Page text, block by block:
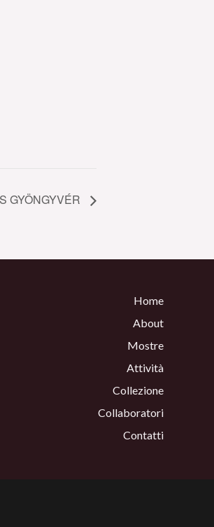
GYÖNGYVÉR
Home
About
Mostre
Attività
Collezione
Collaboratori
Contatti